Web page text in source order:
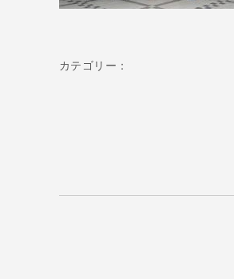
カテゴリー：